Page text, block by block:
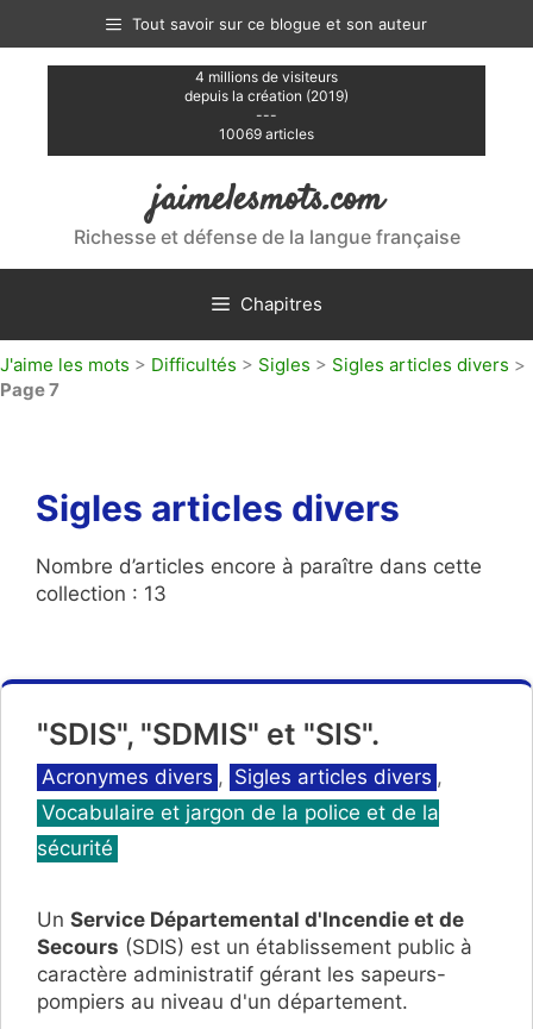
contenu
Tout savoir sur ce blogue et son auteur
4 millions de visiteurs
depuis la création (2019)
---
10069 articles
jaimelesmots.com
Richesse et défense de la langue française
Chapitres
J'aime les mots > Difficultés > Sigles > Sigles articles divers >
Page 7
Sigles articles divers
Nombre d’articles encore à paraître dans cette
collection : 13
"SDIS", "SDMIS" et "SIS".
Catégories
Acronymes divers , Sigles articles divers ,
Vocabulaire et jargon de la police et de la
sécurité
Un Service Départemental d'Incendie et de
Secours (SDIS) est un établissement public à
caractère administratif gérant les sapeurs-
pompiers au niveau d'un département.